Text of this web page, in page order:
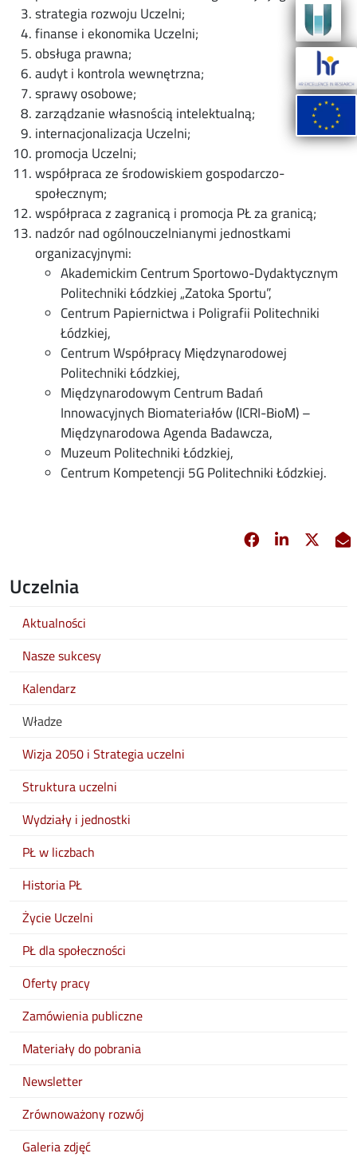
strategia rozwoju Uczelni;
finanse i ekonomika Uczelni;
obsługa prawna;
audyt i kontrola wewnętrzna;
sprawy osobowe;
zarządzanie własnością intelektualną;
internacjonalizacja Uczelni;
promocja Uczelni;
współpraca ze środowiskiem gospodarczo-
społecznym;
współpraca z zagranicą i promocja PŁ za granicą;
nadzór nad ogólnouczelnianymi jednostkami
organizacyjnymi:
Akademickim Centrum Sportowo-Dydaktycznym
Politechniki Łódzkiej „Zatoka Sportu”,
Centrum Papiernictwa i Poligrafii Politechniki
Łódzkiej,
Centrum Współpracy Międzynarodowej
Politechniki Łódzkiej,
Międzynarodowym Centrum Badań
Innowacyjnych Biomateriałów (ICRI-BioM) –
Międzynarodowa Agenda Badawcza,
Muzeum Politechniki Łódzkiej,
Centrum Kompetencji 5G Politechniki Łódzkiej.
Facebook
opens in new
Linkedin
opens in
X
Uczelnia
Aktualności
Nasze sukcesy
Kalendarz
Władze
Wizja 2050 i Strategia uczelni
Struktura uczelni
Wydziały i jednostki
PŁ w liczbach
Historia PŁ
Życie Uczelni
PŁ dla społeczności
Oferty pracy
Zamówienia publiczne
Materiały do pobrania
Newsletter
Zrównoważony rozwój
Galeria zdjęć